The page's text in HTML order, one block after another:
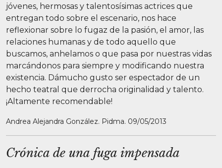
jóvenes, hermosas y talentosísimas actrices que
entregan todo sobre el escenario, nos hace
reflexionar sobre lo fugaz de la pasión, el amor, las
relaciones humanas y de todo aquello que
buscamos, anhelamos o que pasa por nuestras vidas
marcándonos para siempre y modificando nuestra
existencia. Dámucho gusto ser espectador de un
hecho teatral que derrocha originalidad y talento.
¡Altamente recomendable!
Andrea Alejandra González. Pidma. 09/05/2013
Crónica de una fuga impensada